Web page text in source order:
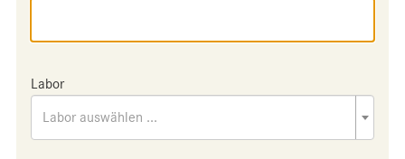
Labor
Labor auswählen ...